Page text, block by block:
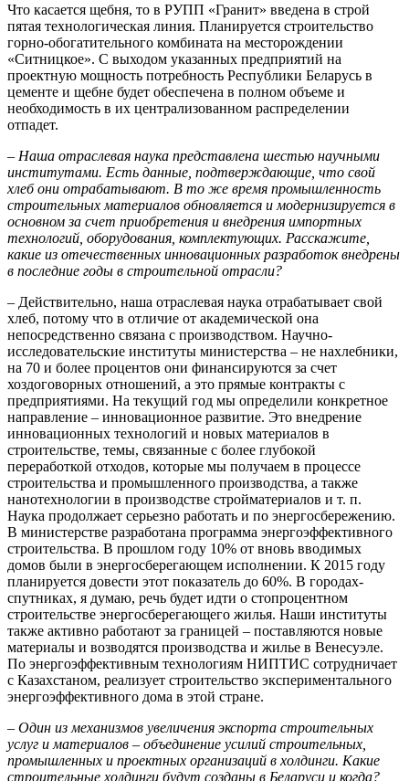
Что касается щебня, то в РУПП «Гранит» введена в строй
пятая технологическая линия. Планируется строительство
горно-обогатительного комбината на месторождении
«Ситницкое». С выходом указанных предприятий на
проектную мощность потребность Республики Беларусь в
цементе и щебне будет обеспечена в полном объеме и
необходимость в их централизованном распределении
отпадет.
– Наша отраслевая наука представлена шестью научными
институтами. Есть данные, подтверждающие, что свой
хлеб они отрабатывают. В то же время промышленность
строительных материалов обновляется и модернизируется в
основном за счет приобретения и внедрения импортных
технологий, оборудования, комплектующих. Расскажите,
какие из отечественных инновационных разработок внедрены
в последние годы в строительной отрасли?
– Действительно, наша отраслевая наука отрабатывает свой
хлеб, потому что в отличие от академической она
непосредственно связана с производством. Научно-
исследовательские институты министерства – не нахлебники,
на 70 и более процентов они финансируются за счет
хоздоговорных отношений, а это прямые контракты с
предприятиями. На текущий год мы определили конкретное
направление – инновационное развитие. Это внедрение
инновационных технологий и новых материалов в
строительстве, темы, связанные с более глубокой
переработкой отходов, которые мы получаем в процессе
строительства и промышленного производства, а также
нанотехнологии в производстве стройматериалов и т. п.
Наука продолжает серьезно работать и по энергосбережению.
В министерстве разработана программа энергоэффективного
строительства. В прошлом году 10% от вновь вводимых
домов были в энергосберегающем исполнении. К 2015 году
планируется довести этот показатель до 60%. В городах-
спутниках, я думаю, речь будет идти о стопроцентном
строительстве энергосберегающего жилья. Наши институты
также активно работают за границей – поставляются новые
материалы и возводятся производства и жилье в Венесуэле.
По энергоэффективным технологиям НИПТИС сотрудничает
с Казахстаном, реализует строительство экспериментального
энергоэффективного дома в этой стране.
– Один из механизмов увеличения экспорта строительных
услуг и материалов – объединение усилий строительных,
промышленных и проектных организаций в холдинги. Какие
строительные холдинги будут созданы в Беларуси и когда?